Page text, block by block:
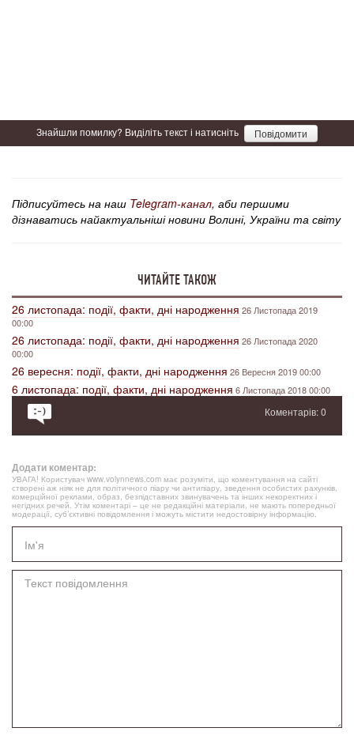
Знайшли помилку? Виділіть текст і натисніть Повідомити
Підписуйтесь на наш Telegram-канал, аби першими
дізнаватись найактуальніші новини Волині, України та світу
ЧИТАЙТЕ ТАКОЖ
26 листопада: події, факти, дні народження 26 Листопада 2019
00:00
26 листопада: події, факти, дні народження 26 Листопада 2020
00:00
26 вересня: події, факти, дні народження 26 Вересня 2019 00:00
6 листопада: події, факти, дні народження 6 Листопада 2018 00:00
Коментарів: 0
Додати коментар:
УВАГА! Користувач www.volynnews.com має розуміти, що коментування на сайті
створені аж ніяк не для політичного піару чи антипіару, зведення особистих рахунків,
комерційної реклами, образ, безпідставних звинувачень та інших некоректних і
негідних речей. Утім коментарі – це не редакційні матеріали, не мають попередньої
модерації, суб’єктивні повідомлення і можуть містити недостовірну інформацію.